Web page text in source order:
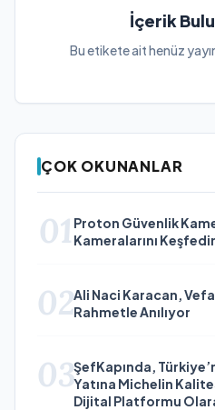
İçerik
Bu etikete ait henüz
ÇOK OKUNANLAR
01 Proton Güvenlik
Kameralarını
02Ali Naci Karacan,
Rahmetle Anılıyor
03ŞefKapında,
Yatına Michelin
Dijital Platformu